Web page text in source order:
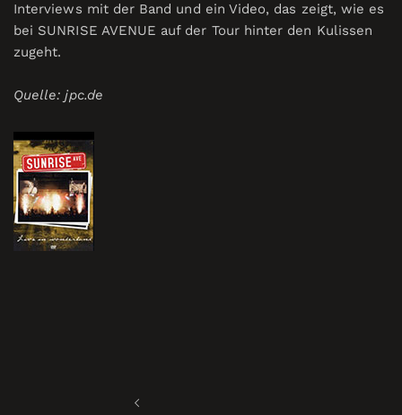
Interviews mit der Band und ein Video, das zeigt, wie es
bei SUNRISE AVENUE auf der Tour hinter den Kulissen
zugeht.
Quelle: jpc.de